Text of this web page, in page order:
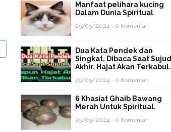
Manfaat pelihara kucing
Dalam Dunia Spiritual
25/05/2024 - 0 Komentar
Dua Kata Pendek dan
Singkat, Dibaca Saat Sujud
Akhir. Hajat Akan Terkabul.
25/05/2024 - 0 Komentar
6 Khasiat Ghaib Bawang
Merah Untuk Spiritual.
25/03/2024 - 0 Komentar